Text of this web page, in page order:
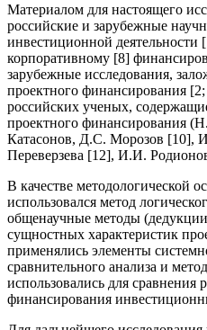
Материалом для настоящего
российские и зарубежные
инвестиционной
корпоративному [8]
зарубежные исследования,
проектного финансирования
российских ученых,
проектного финансирования
Катасонов, Д.С. Морозов [10],
Переверзева [12], И.И.
В качестве методологической
использовался метод
общенаучные методы
сущностных характеристик
применялись элементы
сравнительного анализа и
использовались для
финансирования